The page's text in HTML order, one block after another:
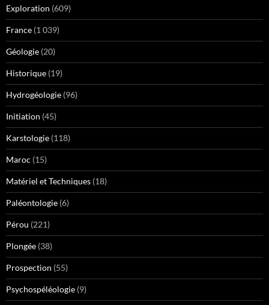
Exploration (609)
France (1 039)
Géologie (20)
Historique (19)
Hydrogéologie (96)
Initiation (45)
Karstologie (118)
Maroc (15)
Matériel et Techniques (18)
Paléontologie (6)
Pérou (221)
Plongée (38)
Prospection (55)
Psychospéléologie (9)